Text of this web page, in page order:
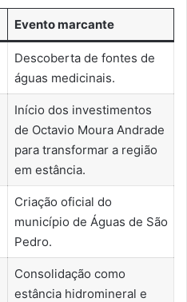
Evento marcante
Descoberta de fontes de
águas medicinais.
Início dos investimentos
de Octavio Moura Andrade
para transformar a região
em estância.
Criação oficial do
município de Águas de São
Pedro.
Consolidação como
estância hidromineral e